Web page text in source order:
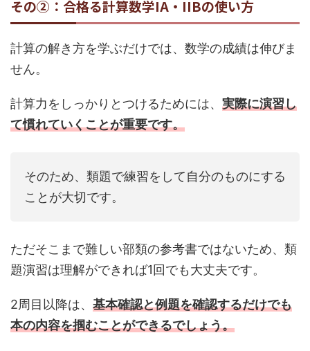
その②：合格る計算数学IA・IIBの使い方
計算の解き方を学ぶだけでは、数学の成績は伸びま
せん。
計算力をしっかりとつけるためには、 実際に演習し
て慣れていくことが重要です。
そのため、類題で練習をして自分のものにする
ことが大切です。
ただそこまで難しい部類の参考書ではないため、類
題演習は理解ができれば1回でも大丈夫です。
2周目以降は、 基本確認と例題を確認するだけでも
本の内容を掴むことができるでしょう。